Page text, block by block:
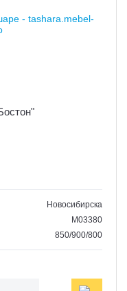
Новосибирска
M03380
850/900/800